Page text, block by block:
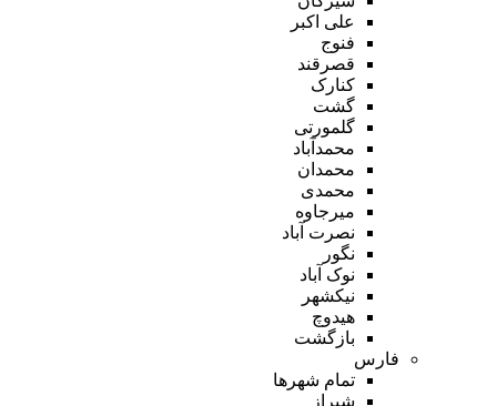
علی اکبر
فنوج
قصرقند
کنارک
گشت
گلمورتی
محمدآباد
محمدان
محمدی
میرجاوه
نصرت آباد
نگور
نوک آباد
نیکشهر
هیدوچ
بازگشت
فارس
تمام شهر‌ها
شیراز